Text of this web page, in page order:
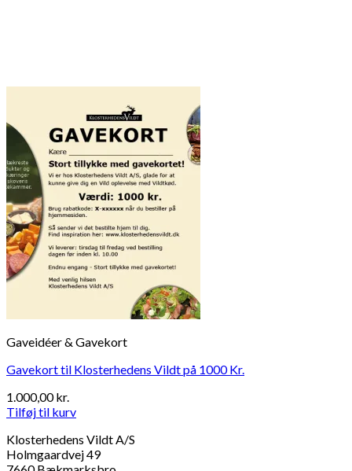
Gaveidéer & Gavekort
Gavekort til Klosterhedens Vildt på 1000 Kr.
1.000,00kr.
Tilføj til kurv
Klosterhedens Vildt A/S
Holmgaardvej 49